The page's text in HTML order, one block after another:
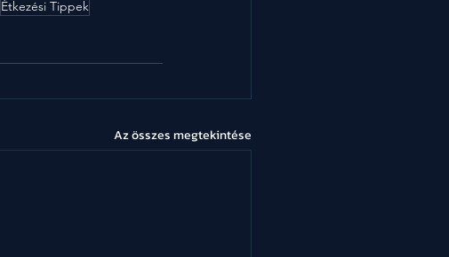
Étkezési Tippek
Az összes megtekintése